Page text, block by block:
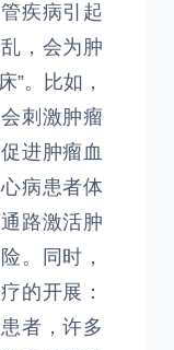
疾病引起
，会为肿
”。比如，
刺激肿瘤
进肿瘤血
病患者体
路激活肿
。同时，
的开展：
者，许多